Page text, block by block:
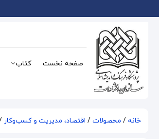
صفحه نخست کتاب
خانه / محصولات / اقتصاد، مدیریت و کسب‌و‌کار